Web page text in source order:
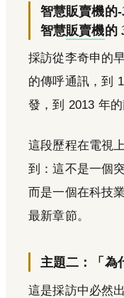
智慧販賣機的
智慧販賣機的
採訪從李奇申的
的傳呼通訊，到
發，到 2013 年的
這段歷程在電視
到：這不是一個
而是一個在科技
最新章節。
主題二：「為
這是採訪中必然